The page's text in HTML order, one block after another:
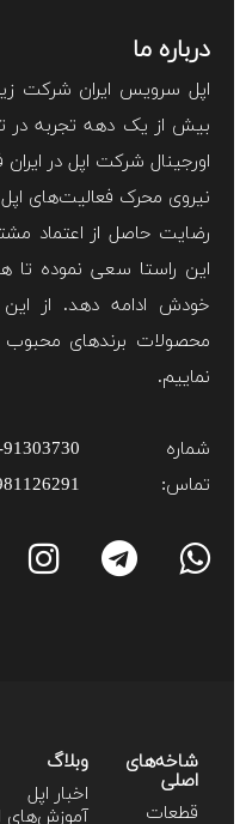
درباره ما
اپل سرویس ایران شرکت
بیش از یک دهه تجربه در
اورجینال شرکت اپل در
نیروی محرک فعالیت‌های
رضایت حاصل از اعتماد
این راستا سعی نموده تا
خودش ادامه دهد. از این
محصولات برند‌های محبوب
نماییم.
شماره
تماس:
شاخه‌های
اصلی
قطعات
وبلاگ
اخبار اپل
آموزش‌‌های